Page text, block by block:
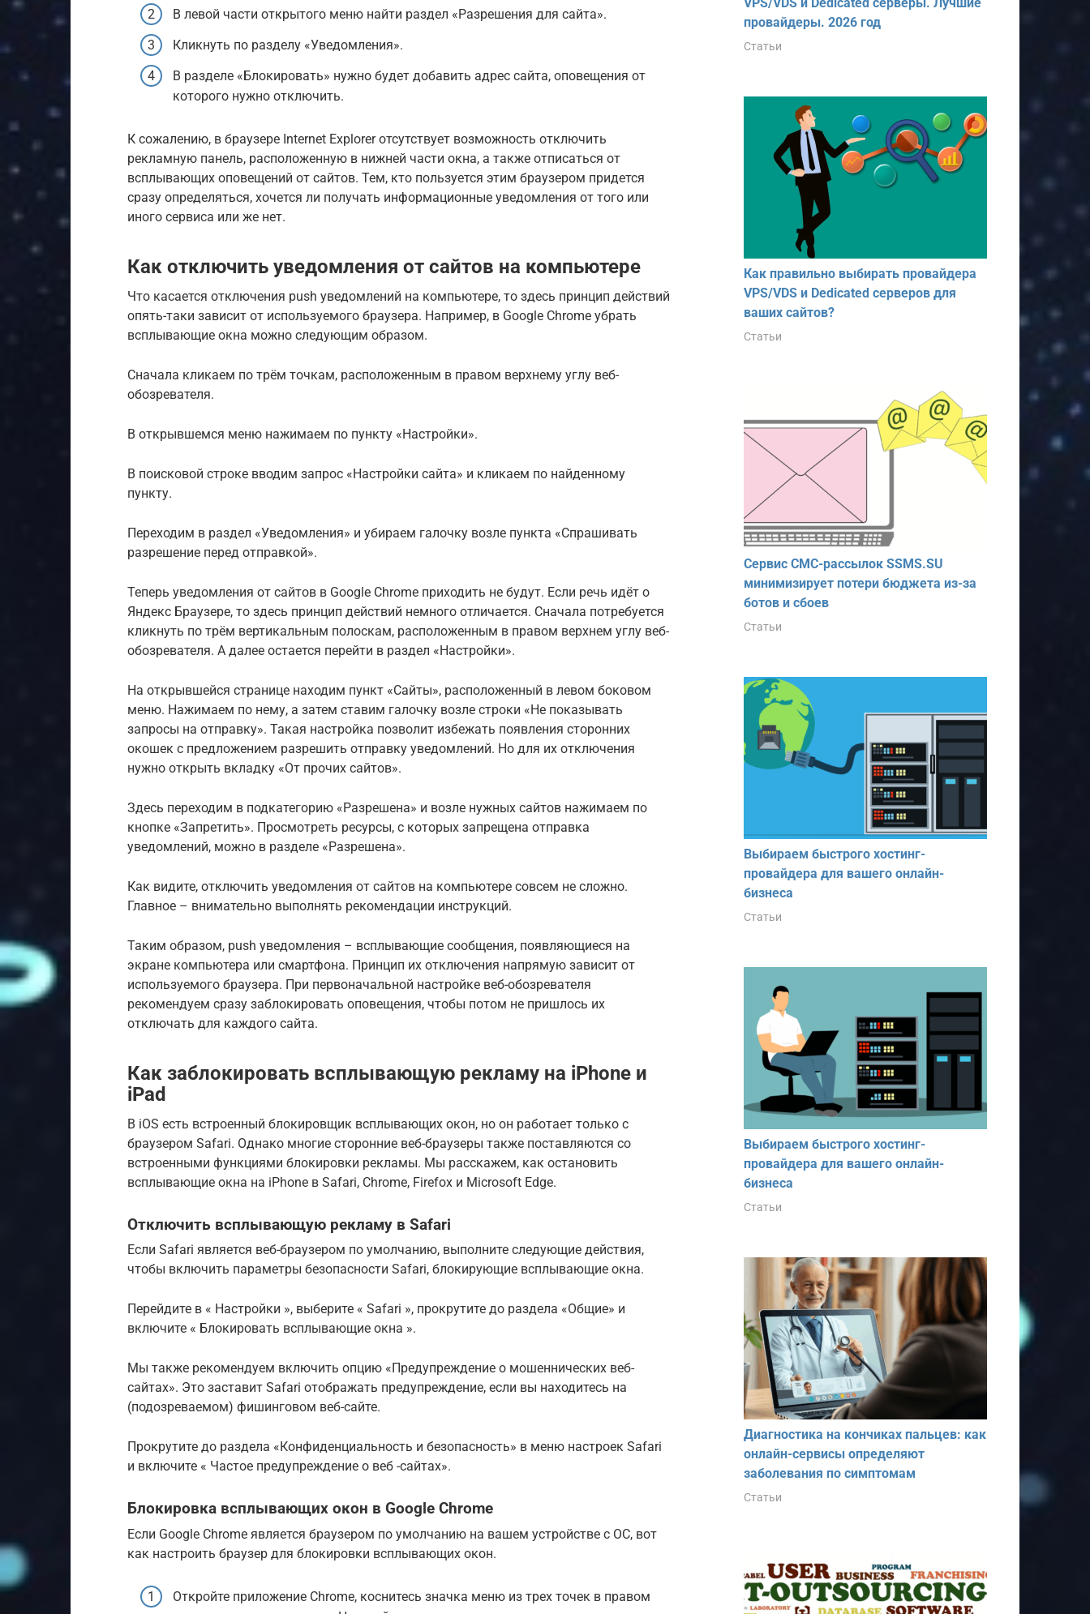
В левой части открытого меню найти раздел «Разрешения для сайта».
Кликнуть по разделу «Уведомления».
В разделе «Блокировать» нужно будет добавить адрес сайта, оповещения от
которого нужно отключить.
К сожалению, в браузере Internet Explorer отсутствует возможность отключить
рекламную панель, расположенную в нижней части окна, а также отписаться от
всплывающих оповещений от сайтов. Тем, кто пользуется этим браузером придется
сразу определяться, хочется ли получать информационные уведомления от того или
иного сервиса или же нет.
Как отключить уведомления от сайтов на компьютере
Что касается отключения push уведомлений на компьютере, то здесь принцип действий
опять-таки зависит от используемого браузера. Например, в Google Chrome убрать
всплывающие окна можно следующим образом.
Сначала кликаем по трём точкам, расположенным в правом верхнему углу веб-
обозревателя.
В открывшемся меню нажимаем по пункту «Настройки».
В поисковой строке вводим запрос «Настройки сайта» и кликаем по найденному
пункту.
Переходим в раздел «Уведомления» и убираем галочку возле пункта «Спрашивать
разрешение перед отправкой».
Теперь уведомления от сайтов в Google Chrome приходить не будут. Если речь идёт о
Яндекс Браузере, то здесь принцип действий немного отличается. Сначала потребуется
кликнуть по трём вертикальным полоскам, расположенным в правом верхнем углу веб-
обозревателя. А далее остается перейти в раздел «Настройки».
На открывшейся странице находим пункт «Сайты», расположенный в левом боковом
меню. Нажимаем по нему, а затем ставим галочку возле строки «Не показывать
запросы на отправку». Такая настройка позволит избежать появления сторонних
окошек с предложением разрешить отправку уведомлений. Но для их отключения
нужно открыть вкладку «От прочих сайтов».
Здесь переходим в подкатегорию «Разрешена» и возле нужных сайтов нажимаем по
кнопке «Запретить». Просмотреть ресурсы, с которых запрещена отправка
уведомлений, можно в разделе «Разрешена».
Как видите, отключить уведомления от сайтов на компьютере совсем не сложно.
Главное – внимательно выполнять рекомендации инструкций.
Таким образом, push уведомления – всплывающие сообщения, появляющиеся на
экране компьютера или смартфона. Принцип их отключения напрямую зависит от
используемого браузера. При первоначальной настройке веб-обозревателя
рекомендуем сразу заблокировать оповещения, чтобы потом не пришлось их
отключать для каждого сайта.
Как заблокировать всплывающую рекламу на iPhone и
iPad
В iOS есть встроенный блокировщик всплывающих окон, но он работает только с
браузером Safari. Однако многие сторонние веб-браузеры также поставляются со
встроенными функциями блокировки рекламы. Мы расскажем, как остановить
всплывающие окна на iPhone в Safari, Chrome, Firefox и Microsoft Edge.
Отключить всплывающую рекламу в Safari
Если Safari является веб-браузером по умолчанию, выполните следующие действия,
чтобы включить параметры безопасности Safari, блокирующие всплывающие окна.
Перейдите в « Настройки », выберите « Safari », прокрутите до раздела «Общие» и
включите « Блокировать всплывающие окна ».
Мы также рекомендуем включить опцию «Предупреждение о мошеннических веб-
сайтах». Это заставит Safari отображать предупреждение, если вы находитесь на
(подозреваемом) фишинговом веб-сайте.
Прокрутите до раздела «Конфиденциальность и безопасность» в меню настроек Safari
и включите « Частое предупреждение о веб -сайтах».
Блокировка всплывающих окон в Google Chrome
Если Google Chrome является браузером по умолчанию на вашем устройстве с ОС, вот
как настроить браузер для блокировки всплывающих окон.
Откройте приложение Chrome, коснитесь значка меню из трех точек в правом
провайдеры. 2026 год
Статьи
Как правильно выбирать провайдера
VPS/VDS и Dedicated серверов для
ваших сайтов?
Статьи
Сервис СМС-рассылок SSMS.SU
минимизирует потери бюджета из-за
ботов и сбоев
Статьи
Выбираем быстрого хостинг-
провайдера для вашего онлайн-
бизнеса
Статьи
Выбираем быстрого хостинг-
провайдера для вашего онлайн-
бизнеса
Статьи
Диагностика на кончиках пальцев: как
онлайн-сервисы определяют
заболевания по симптомам
Статьи